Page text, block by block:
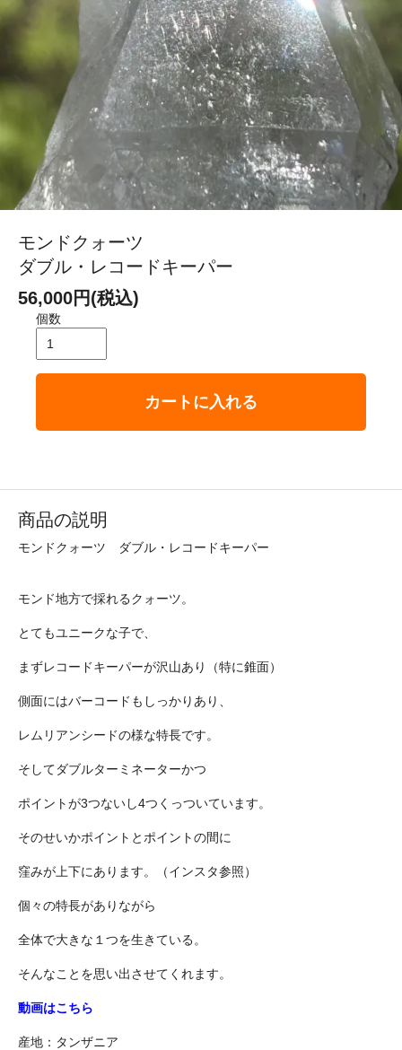
モンドクォーツ
ダブル・レコードキーパー
56,000円(税込)
個数
カートに入れる
商品の説明
モンドクォーツ ダブル・レコードキーパー
モンド地方で採れるクォーツ。
とてもユニークな子で、
まずレコードキーパーが沢山あり（特に錐面）
側面にはバーコードもしっかりあり、
レムリアンシードの様な特長です。
そしてダブルターミネーターかつ
ポイントが3つないし4つくっついています。
そのせいかポイントとポイントの間に
窪みが上下にあります。（インスタ参照）
個々の特長がありながら
全体で大きな１つを生きている。
そんなことを思い出させてくれます。
動画はこちら
産地：タンザニア